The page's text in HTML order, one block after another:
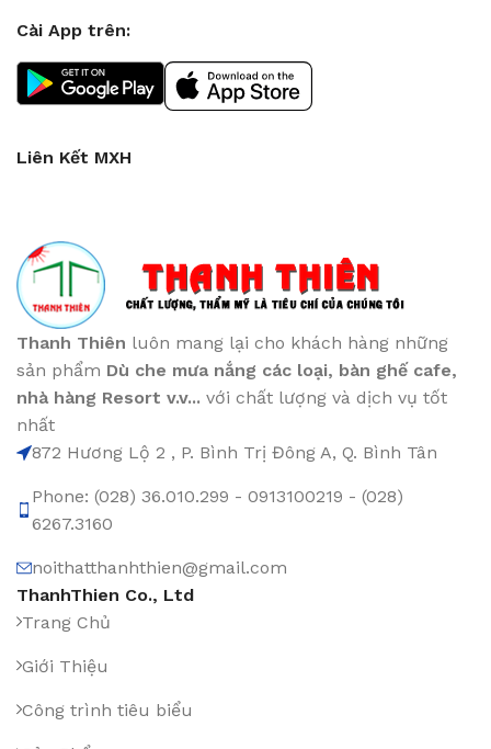
Cài App trên:
Liên Kết MXH
Thanh Thiên luôn mang lại cho khách hàng những
sản phẩm Dù che mưa nắng các loại, bàn ghế cafe,
nhà hàng Resort v.v... với chất lượng và dịch vụ tốt
nhất
872 Hương Lộ 2 , P. Bình Trị Đông A, Q. Bình Tân
Phone: (028) 36.010.299 - 0913100219 - (028)
6267.3160
noithatthanhthien@gmail.com
ThanhThien Co., Ltd
Trang Chủ
Giới Thiệu
Công trình tiêu biểu